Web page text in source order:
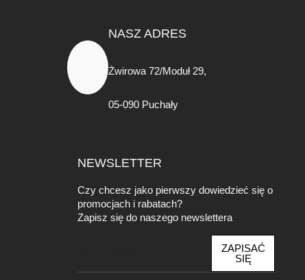
NASZ ADRES
Żwirowa 72/Moduł 29,
05-090 Puchały
NEWSLETTER
Czy chcesz jako pierwszy dowiedzieć się o
promocjach i rabatach?
Zapisz się do naszego newslettera
a
ZAPISAĆ
SIĘ